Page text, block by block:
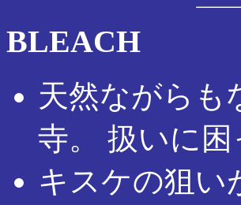
BLEACH
天然ながらも
寺。 扱いに
キスケの狙